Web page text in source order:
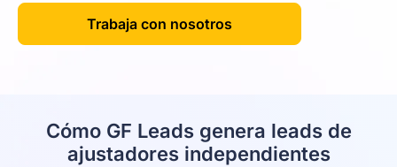
Trabaja con nosotros
Cómo GF Leads genera leads de
ajustadores independientes